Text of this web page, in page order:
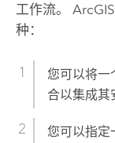
工作流。
种：
您可以将一
合以集成其
您可以指定